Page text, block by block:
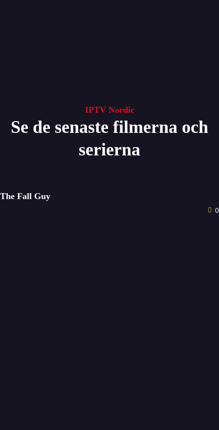
IPTV Nordic
Se de senaste filmerna och
serierna
The Fall Guy
0